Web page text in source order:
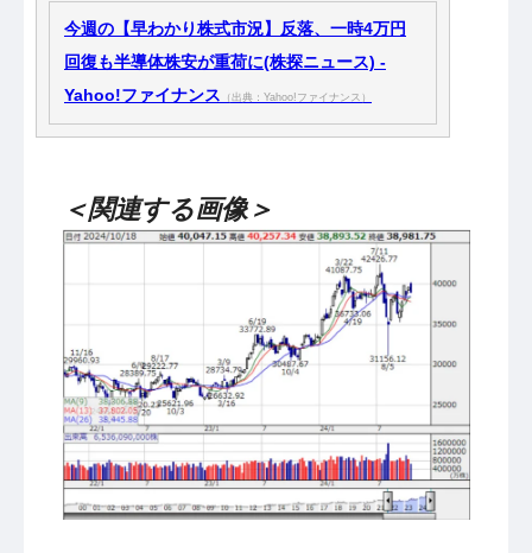
今週の【早わかり株式市況】反落、一時4万円
回復も半導体株安が重荷に(株探ニュース) -
Yahoo!ファイナンス （出典：Yahoo!ファイナンス）
＜関連する画像＞